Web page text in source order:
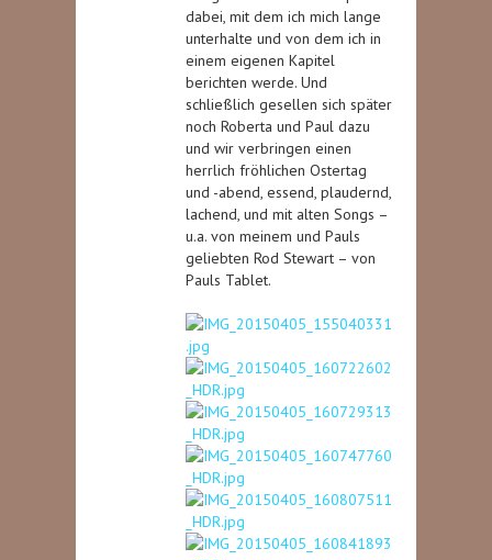
dabei, mit dem ich mich lange
unterhalte und von dem ich in
einem eigenen Kapitel
berichten werde. Und
schließlich gesellen sich später
noch Roberta und Paul dazu
und wir verbringen einen
herrlich fröhlichen Ostertag
und -abend, essend, plaudernd,
lachend, und mit alten Songs –
u.a. von meinem und Pauls
geliebten Rod Stewart – von
Pauls Tablet.